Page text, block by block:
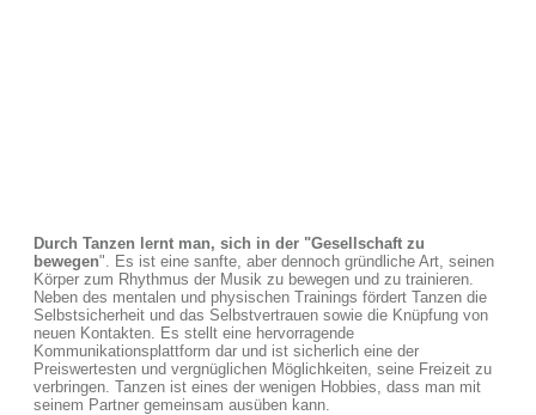
Durch Tanzen lernt man, sich in der "Gesellschaft zu
bewegen". Es ist eine sanfte, aber dennoch gründliche Art, seinen
Körper zum Rhythmus der Musik zu bewegen und zu trainieren.
Neben des mentalen und physischen Trainings fördert Tanzen die
Selbstsicherheit und das Selbstvertrauen sowie die Knüpfung von
neuen Kontakten. Es stellt eine hervorragende
Kommunikationsplattform dar und ist sicherlich eine der
Preiswertesten und vergnüglichen Möglichkeiten, seine Freizeit zu
verbringen. Tanzen ist eines der wenigen Hobbies, dass man mit
seinem Partner gemeinsam ausüben kann.